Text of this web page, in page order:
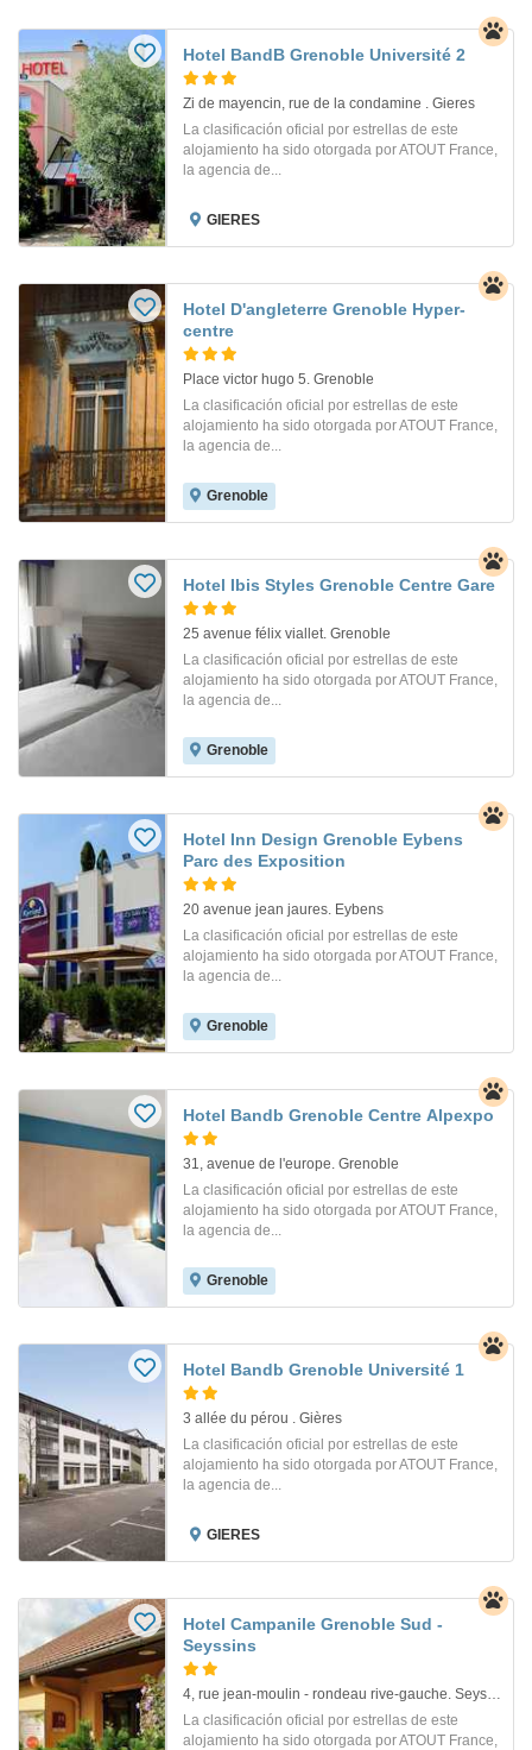
Hotel BandB Grenoble Université 2
Zi de mayencin, rue de la condamine . Gieres
La clasificación oficial por estrellas de este
alojamiento ha sido otorgada por ATOUT France,
la agencia de...
GIERES
Hotel D'angleterre Grenoble Hyper-
centre
Place victor hugo 5. Grenoble
La clasificación oficial por estrellas de este
alojamiento ha sido otorgada por ATOUT France,
la agencia de...
Grenoble
Hotel Ibis Styles Grenoble Centre Gare
25 avenue félix viallet. Grenoble
La clasificación oficial por estrellas de este
alojamiento ha sido otorgada por ATOUT France,
la agencia de...
Grenoble
Hotel Inn Design Grenoble Eybens
Parc des Exposition
20 avenue jean jaures. Eybens
La clasificación oficial por estrellas de este
alojamiento ha sido otorgada por ATOUT France,
la agencia de...
Grenoble
Hotel Bandb Grenoble Centre Alpexpo
31, avenue de l'europe. Grenoble
La clasificación oficial por estrellas de este
alojamiento ha sido otorgada por ATOUT France,
la agencia de...
Grenoble
Hotel Bandb Grenoble Université 1
3 allée du pérou . Gières
La clasificación oficial por estrellas de este
alojamiento ha sido otorgada por ATOUT France,
la agencia de...
GIERES
Hotel Campanile Grenoble Sud -
Seyssins
La clasificación oficial por estrellas de este
alojamiento ha sido otorgada por ATOUT France,